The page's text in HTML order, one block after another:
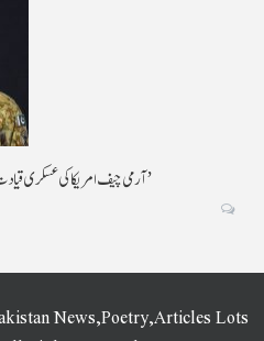
‘آرمی چیف امریکا کی عسکری قیادت سے ملاقات کیلئے پینٹاگون کا دورہ کریں گے’
News,Poetry,Articles Lots